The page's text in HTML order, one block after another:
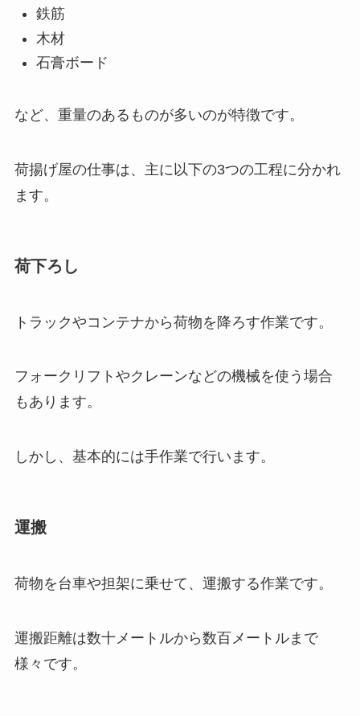
鉄筋
木材
石膏ボード
など、重量のあるものが多いのが特徴です。
荷揚げ屋の仕事は、主に以下の3つの工程に分かれ
ます。
荷下ろし
トラックやコンテナから荷物を降ろす作業です。
フォークリフトやクレーンなどの機械を使う場合
もあります。
しかし、基本的には手作業で行います。
運搬
荷物を台車や担架に乗せて、運搬する作業です。
運搬距離は数十メートルから数百メートルまで
様々です。